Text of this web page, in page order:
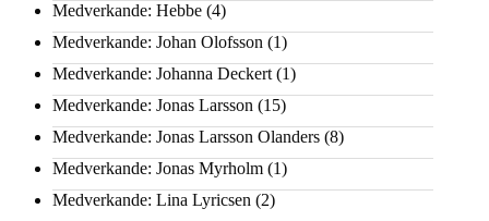
Medverkande: Hebbe (4)
Medverkande: Johan Olofsson (1)
Medverkande: Johanna Deckert (1)
Medverkande: Jonas Larsson (15)
Medverkande: Jonas Larsson Olanders (8)
Medverkande: Jonas Myrholm (1)
Medverkande: Lina Lyricsen (2)